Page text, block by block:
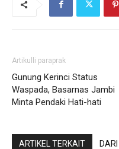
Artikulli paraprak
Gunung Kerinci Status
Waspada, Basarnas Jambi
Minta Pendaki Hati-hati
ARTIKEL TERKAIT DARI